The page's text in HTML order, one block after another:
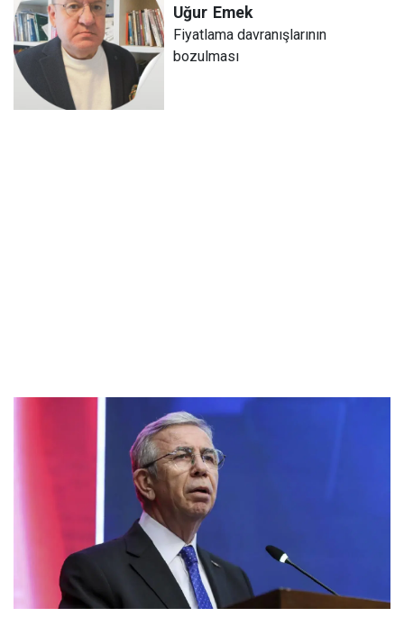
Uğur Emek
Fiyatlama davranışlarının
bozulması